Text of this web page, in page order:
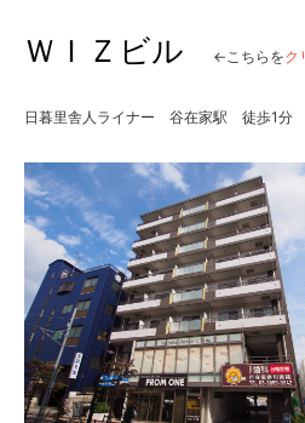
ＷＩＺビル ←こちらをク
日暮里舎人ライナー 谷在家駅 徒歩1分